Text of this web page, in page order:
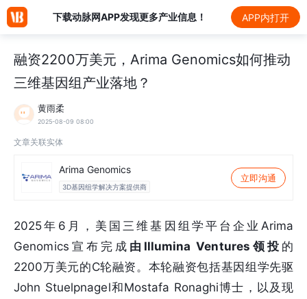
下载动脉网APP发现更多产业信息！ APP内打开
融资2200万美元，Arima Genomics如何推动
三维基因组产业落地？
黄雨柔
2025-08-09 08:00
文章关联实体
Arima Genomics
3D基因组学解决方案提供商
立即沟通
2025年6月，美国三维基因组学平台企业Arima
Genomics宣布完成 由Illumina Ventures领投 的
2200万美元的C轮融资。本轮融资包括基因组学先驱
John Stuelpnagel和Mostafa Ronaghi博士，以及现